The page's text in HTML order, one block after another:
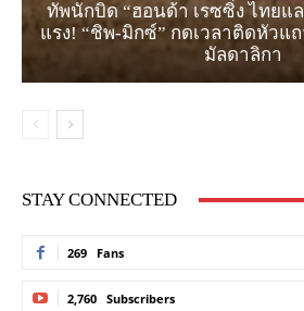
ทัพนักบิด “ฮอนด้า เรซซิ่ง ไทยแ
แรง! “ชิพ-มิกซ์” กดเวลาติดหัวแถ
มัลดาลิกา
STAY CONNECTED
269 Fans
2,760 Subscribers